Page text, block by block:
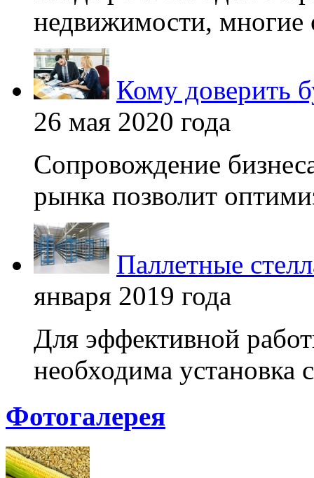
недвижимости,
Кому доверить
26 мая 2020 года
Сопровождение
рынка позволит
Паллетные
января 2019 года
Для эффективной
необходима установка
Фотогалерея